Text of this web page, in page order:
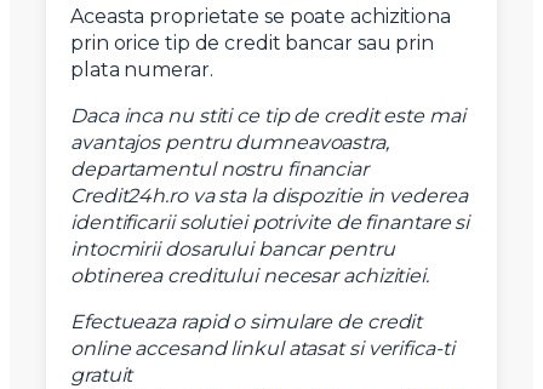
Aceasta proprietate se poate achizitiona
prin orice tip de credit bancar sau prin
plata numerar.
Daca inca nu stiti ce tip de credit este mai
avantajos pentru dumneavoastra,
departamentul nostru financiar
Credit24h.ro va sta la dispozitie in vederea
identificarii solutiei potrivite de finantare si
intocmirii dosarului bancar pentru
obtinerea creditului necesar achizitiei.
Efectueaza rapid o simulare de credit
online accesand linkul atasat si verifica-ti
gratuit
Mesaj
Am citit si sunt de acord cutermenii si conditiile
SudRezidential.ro
Sunt de acord cuprelucrarea datelor cu caracter personal